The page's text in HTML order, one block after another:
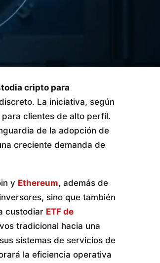
cripto para
La iniciativa, según
clientes de alto perfil.
de la adopción de
creciente demanda de
y Ethereum, además de
sino que también
custodiar ETF de
tradicional hacia una
sistemas de servicios de
la eficiencia operativa